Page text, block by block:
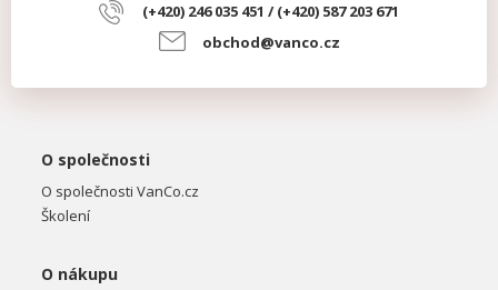
(+420) 246 035 451 / (+420) 587 203 671
obchod@vanco.cz
O společnosti
O společnosti VanCo.cz
Školení
O nákupu